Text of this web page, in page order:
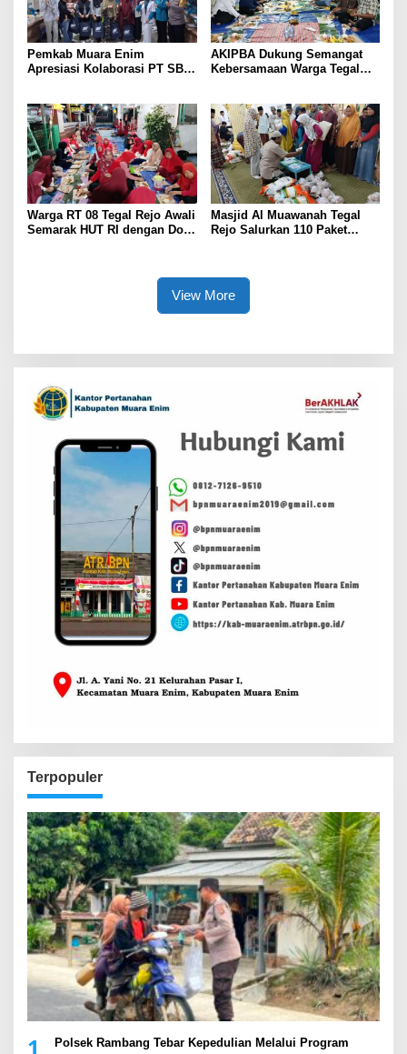
Pemkab Muara Enim
Apresiasi Kolaborasi PT SBS
AKIPBA Dukung Semangat
Kebersamaan Warga Tegal
Warga RT 08 Tegal Rejo Awali
Semarak HUT RI dengan Doa
Masjid Al Muawanah Tegal
Rejo Salurkan 110 Paket
View More
Terpopuler
1
Polsek Rambang Tebar Kepedulian Melalui Program